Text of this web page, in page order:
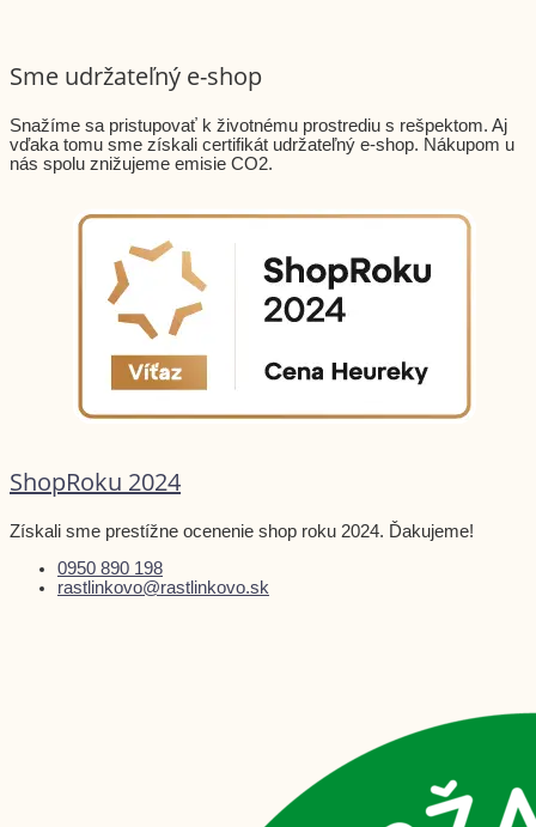
Sme udržateľný e-shop
Snažíme sa pristupovať k životnému prostrediu s rešpektom. Aj
vďaka tomu sme získali certifikát udržateľný e-shop. Nákupom u
nás spolu znižujeme emisie CO2.
ShopRoku 2024
Získali sme prestížne ocenenie shop roku 2024. Ďakujeme!
0950 890 198
rastlinkovo@rastlinkovo.sk